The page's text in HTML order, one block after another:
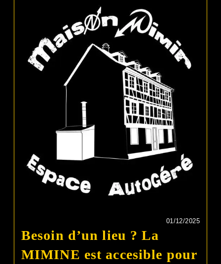
01/12/2025
Besoin d’un lieu ? La
MIMINE est accesible pour